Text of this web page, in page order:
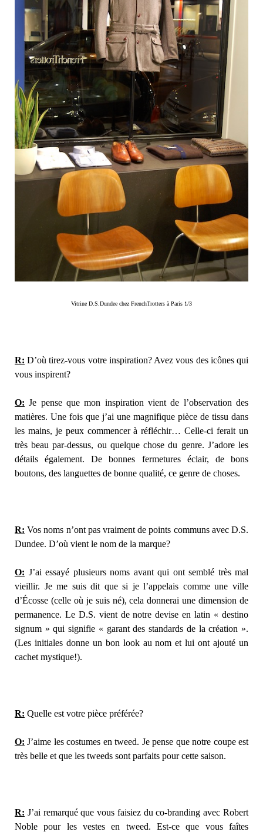
Vitrine D.S.Dundee chez FrenchTrotters à Paris 1/3
R: D’où tirez-vous votre inspiration? Avez vous des icônes qui
vous inspirent?
O: Je pense que mon inspiration vient de l’observation des
matières. Une fois que j’ai une magnifique pièce de tissu dans
les mains, je peux commencer à réfléchir… Celle-ci ferait un
très beau par-dessus, ou quelque chose du genre. J’adore les
détails également. De bonnes fermetures éclair, de bons
boutons, des languettes de bonne qualité, ce genre de choses.
R: Vos noms n’ont pas vraiment de points communs avec D.S.
Dundee. D’où vient le nom de la marque?
O: J’ai essayé plusieurs noms avant qui ont semblé très mal
vieillir. Je me suis dit que si je l’appelais comme une ville
d’Écosse (celle où je suis né), cela donnerai une dimension de
permanence. Le D.S. vient de notre devise en latin « destino
signum » qui signifie « garant des standards de la création ».
(Les initiales donne un bon look au nom et lui ont ajouté un
cachet mystique!).
R: Quelle est votre pièce préférée?
O: J’aime les costumes en tweed. Je pense que notre coupe est
très belle et que les tweeds sont parfaits pour cette saison.
R: J’ai remarqué que vous faisiez du co-branding avec Robert
Noble pour les vestes en tweed. Est-ce que vous faîtes